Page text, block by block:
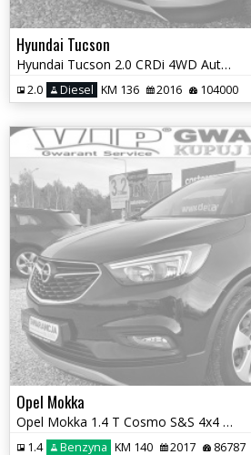
Hyundai Tucson
Hyundai Tucson 2.0 CRDi 4WD Automatik Advantage
2.0 Diesel KM 136 2016 104000
Opel Mokka
Opel Mokka 1.4 T Cosmo S&S 4x4 EU6
1.4 Benzyna KM 140 2017 86787